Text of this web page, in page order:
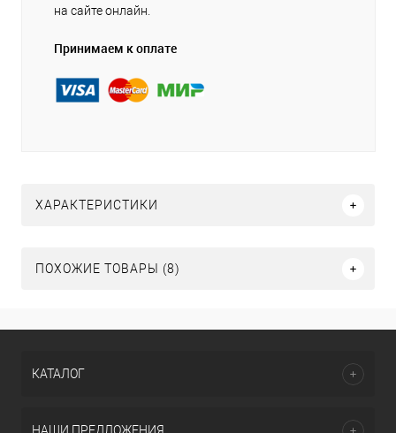
на сайте онлайн.
Принимаем к оплате
ХАРАКТЕРИСТИКИ
ПОХОЖИЕ ТОВАРЫ (8)
КАТАЛОГ